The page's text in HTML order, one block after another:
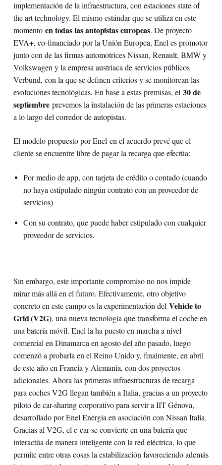
implementación de la infraestructura, con estaciones state of
the art technology. El mismo estándar que se utiliza en este
momento en todas las autopistas europeas. De proyecto
EVA+, co-financiado por la Unión Europea, Enel es promotor
junto con de las firmas automotrices Nissan, Renault, BMW y
Volkswagen y la empresa austriaca de servicios públicos
Verbund, con la que se definen criterios y se monitorean las
evoluciones tecnológicas. En base a estas premisas, el 30 de
septiembre prevemos la instalación de las primeras estaciones
a lo largo del corredor de autopistas.
El modelo propuesto por Enel en el acuerdo prevé que el
cliente se encuentre libre de pagar la recarga que efectúa:
Por medio de app, con tarjeta de crédito o contado (cuando
no haya estipulado ningún contrato con un proveedor de
servicios)
Con su contrato, que puede haber estipulado con cualquier
proveedor de servicios.
Sin embargo, este importante compromiso no nos impide
mirar más allá en el futuro. Efectivamente, otro objetivo
concreto en este campo es la experimentación del Vehicle to
Grid (V2G), una nueva tecnología que transforma el coche en
una batería móvil. Enel la ha puesto en marcha a nivel
comercial en Dinamarca en agosto del año pasado, luego
comenzó a probarla en el Reino Unido y, finalmente, en abril
de este año en Francia y Alemania, con dos proyectos
adicionales. Ahora las primeras infraestructuras de recarga
para coches V2G llegan también a Italia, gracias a un proyecto
piloto de car-sharing corporativo para servir a IIT Génova,
desarrollado por Enel Energia en asociación con Nissan Italia.
Gracias al V2G, el e-car se convierte en una batería que
interactúa de manera inteligente con la red eléctrica, lo que
permite entre otras cosas la estabilización favoreciendo además